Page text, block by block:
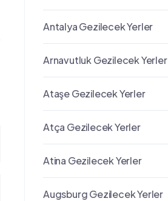
Antalya Gezilecek Yerler
Arnavutluk Gezilecek Yerler
Ataşe Gezilecek Yerler
Atça Gezilecek Yerler
Atina Gezilecek Yerler
Augsburg Gezilecek Yerler